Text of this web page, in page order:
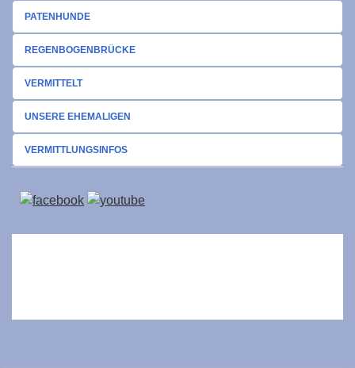
PATENHUNDE
REGENBOGENBRÜCKE
VERMITTELT
UNSERE EHEMALIGEN
VERMITTLUNGSINFOS